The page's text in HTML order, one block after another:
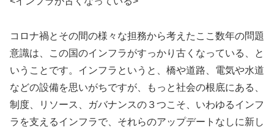
コロナ禍とその間の様々な担務から考えたここ数年の問題
意識は、この国のインフラがすっかり古くなっている、と
いうことです。インフラというと、橋や道路、電気や水道
などの設備を思いがちですが、もっと社会の根底にある、
制度、リソース、ガバナンスの３つこそ、いわゆるインフ
ラを支えるインフラで、それらのアップデートなしに新し